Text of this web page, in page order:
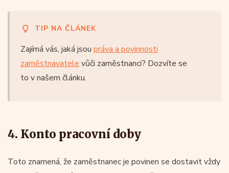
TIP NA ČLÁNEK
Zajímá vás, jaká jsou práva a povinnosti
zaměstnavatele vůči zaměstnanci? Dozvíte se
to v našem článku.
4. Konto pracovní doby
Toto znamená, že zaměstnanec je povinen se dostavit vždy